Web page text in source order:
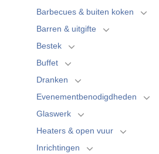
Barbecues & buiten koken
Barren & uitgifte
Bestek
Buffet
Dranken
Evenementbenodigdheden
Glaswerk
Heaters & open vuur
Inrichtingen